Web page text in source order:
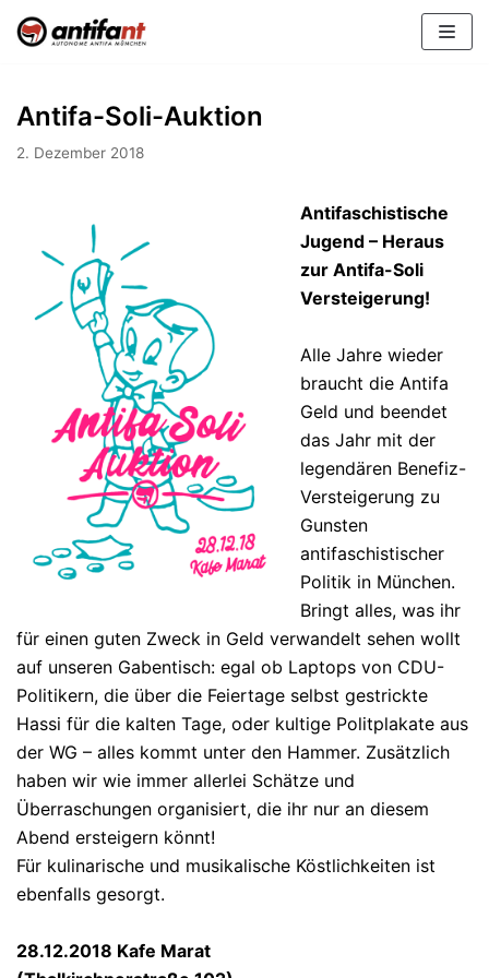
Zum
Inhalt
Antifa-Soli-Auktion
2. Dezember 2018
Antifaschistische
Jugend – Heraus
zur Antifa-Soli
Versteigerung!
Alle Jahre wieder
braucht die Antifa
Geld und beendet
das Jahr mit der
legendären Benefiz-
Versteigerung zu
Gunsten
antifaschistischer
Politik in München.
Bringt alles, was ihr
für einen guten Zweck in Geld verwandelt sehen wollt
auf unseren Gabentisch: egal ob Laptops von CDU-
Politikern, die über die Feiertage selbst gestrickte
Hassi für die kalten Tage, oder kultige Politplakate aus
der WG – alles kommt unter den Hammer. Zusätzlich
haben wir wie immer allerlei Schätze und
Überraschungen organisiert, die ihr nur an diesem
Abend ersteigern könnt!
Für kulinarische und musikalische Köstlichkeiten ist
ebenfalls gesorgt.
28.12.2018 Kafe Marat